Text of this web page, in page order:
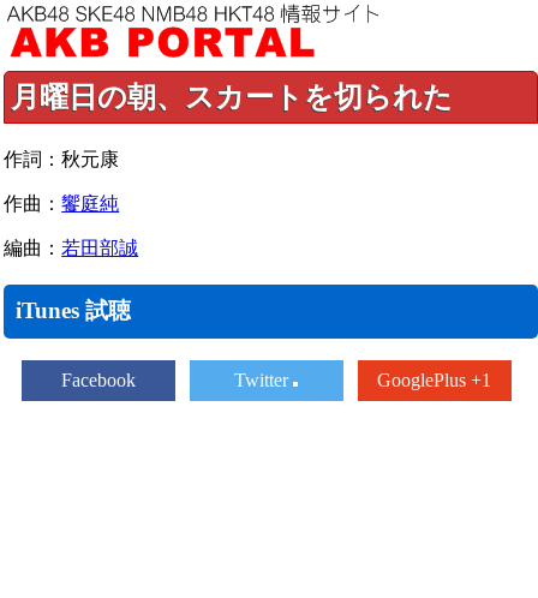
月曜日の朝、スカートを切られた
作詞：秋元康
作曲：饗庭純
編曲： 若田部誠
iTunes 試聴
Facebook Twitter GooglePlus +1